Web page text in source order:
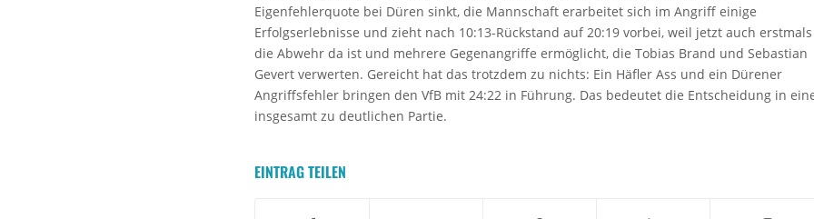
Eigenfehlerquote bei Düren sinkt, die Mannschaft erarbeitet sich im Angriff einige
Erfolgserlebnisse und zieht nach 10:13-Rückstand auf 20:19 vorbei, weil jetzt auch erstmals
die Abwehr da ist und mehrere Gegenangriffe ermöglicht, die Tobias Brand und Sebastian
Gevert verwerten. Gereicht hat das trotzdem zu nichts: Ein Häfler Ass und ein Dürener
Angriffsfehler bringen den VfB mit 24:22 in Führung. Das bedeutet die Entscheidung in
insgesamt zu deutlichen Partie.
EINTRAG TEILEN